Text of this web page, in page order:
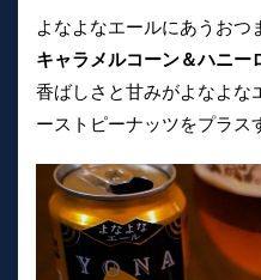
よなよなエールにあうおつ
キャラメルコーン＆ハニー
香ばしさと甘みがよなよな
ーストピーナッツをプラス